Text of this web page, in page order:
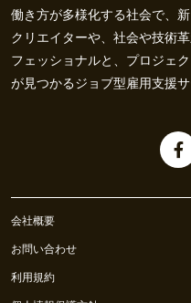
働き方が多様化する社会で、
クリエイターや、社会や技術
フェッショナルと、プロジェ
が見つかるジョブ型雇用支援サ
会社概要
お問い合わせ
利用規約